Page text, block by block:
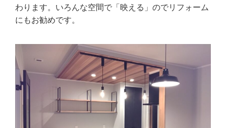
わります。いろんな空間で「映える」のでリフォーム
にもお勧めです。